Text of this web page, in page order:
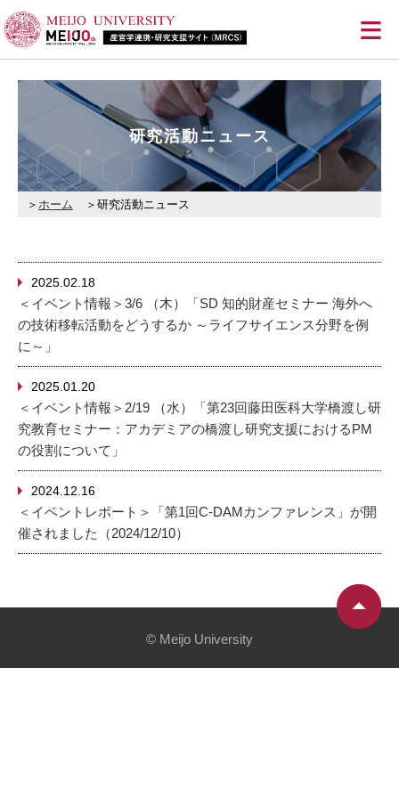
≡
研究活動ニュース
ホーム 研究活動ニュース
2025.02.18
＜イベント情報＞3/6 （木）「SD 知的財産セミナー 海外へ
の技術移転活動をどうするか ～ライフサイエンス分野を例
に～」
2025.01.20
＜イベント情報＞2/19 （水）「第23回藤田医科大学橋渡し研
究教育セミナー：アカデミアの橋渡し研究支援におけるPM
の役割について」
2024.12.16
＜イベントレポート＞「第1回C-DAMカンファレンス」が開
催されました（2024/12/10）
© Meijo University